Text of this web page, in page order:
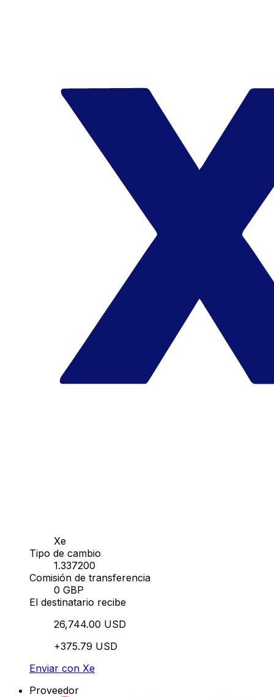
Xe
Tipo de cambio
1.337200
Comisión de transferencia
0 GBP
El destinatario recibe
26,744.00 USD
+375.79 USD
Enviar con Xe
Proveedor